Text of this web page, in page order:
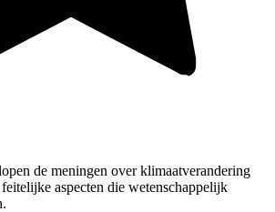
de meningen over klimaatverandering
aspecten die wetenschappelijk